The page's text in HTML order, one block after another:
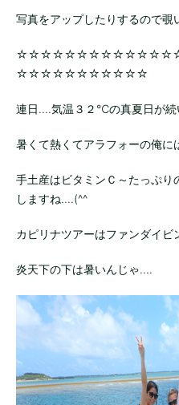
写真をアップしたりするので覗
☆☆☆☆☆☆☆☆☆☆☆
連日....気温３２℃の真夏日が続
暑くて熱くてアラフォーの俺に
手土産はビタミンＣ～たっぷ
しますね....(^^
カピリナツアーはファンダイビ
炎天下の下は暑いんじゃ....